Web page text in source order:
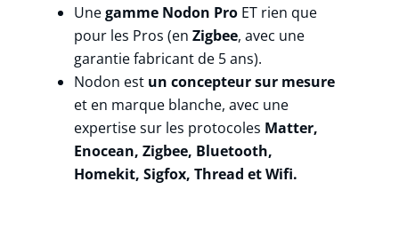
Unegamme Nodon Pro ET rien que
pour les Pros (enZigbee, avec une
garantie fabricant de 5 ans).
Nodon est un concepteur sur mesure
et en marque blanche, avec une
expertise sur les protocoles Matter,
Enocean, Zigbee, Bluetooth,
Homekit, Sigfox, Thread et Wifi.